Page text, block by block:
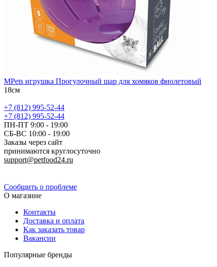
MPets игрушка Прогулочный шар для хомяков фиолетовый
18см
+7 (812) 995-52-44
+7 (812) 995-52-44
ПН-ПТ 9:00 - 19:00
СБ-ВС 10:00 - 19:00
Заказы через сайт
принимаются круглосуточно
support@petfood24.ru
Сообщить о проблеме
О магазине
Контакты
Доставка и оплата
Как заказать товар
Вакансии
Популярные бренды